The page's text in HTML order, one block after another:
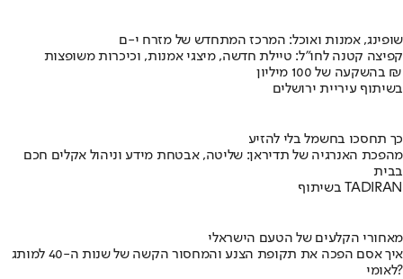
שופינג, אמנות ואוכל: המרכז המתחדש של מזרח י-ם
קפיצה קטנה לחו"ל: טיילת חדשה, מיצגי אמנות, וכיכרות משופצות
בהשקעה של 100 מיליון ₪
בשיתוף עיריית ירושלים
כך תחסכו בחשמל בלי להזיע
מהפכת האנרגיה של תדיראן: שליטה, אבטחת מידע וניהול אקלים חכם
בבית
בשיתוף TADIRAN
מאחורי הקלעים של הטעם הישראלי
איך אסם הפכה את תקופת הצנע והמחסור הקשה של שנות ה-40 למותג
לאומי?